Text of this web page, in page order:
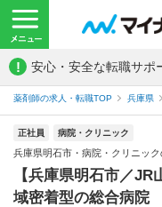
! 安心・安全な転職サポ
薬剤師の求人・転職TOP 兵庫県
正社員 病院・クリニック
兵庫県明石市・病院・クリニッ
【兵庫県明石市／
域密着型の総合病院